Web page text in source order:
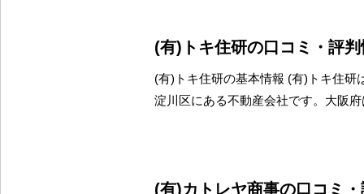
(有)トキ住研の口コミ・評
(有)トキ住研の基本情報 (有)トキ住研
淀川区にある不動産会社です。大阪
(有)カトレヤ商事の口コミ